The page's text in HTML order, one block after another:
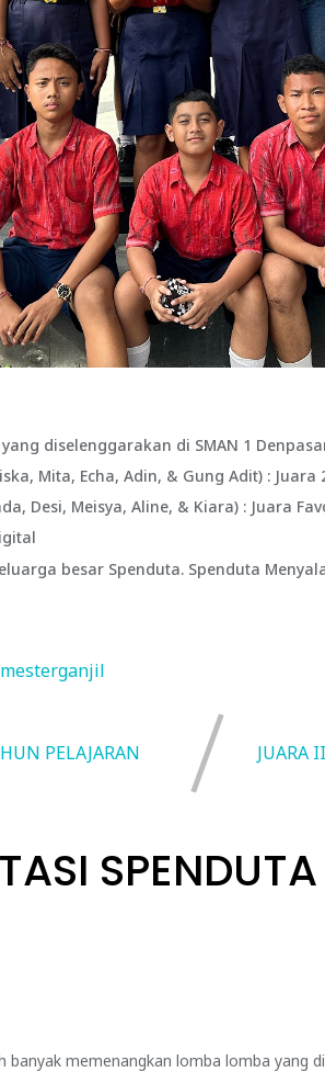
diselenggarakan di SMAN 1
Mita, Echa, Adin, & Gung Adit) : Juara
Desi, Meisya, Aline, & Kiara) : Juara
besar Spenduta. Spenduta
PELAJARAN
JUARA
memenangkan lomba lomba yang